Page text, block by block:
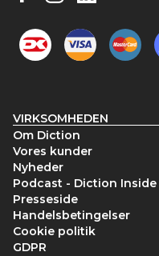
VIRKSOMHEDEN
Om Diction
Vores kunder
Nyheder
Podcast - Diction Inside
Presseside
Handelsbetingelser
Cookie politik
GDPR